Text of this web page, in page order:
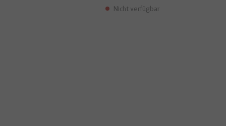
Preis absteigend
Nicht verfügbar